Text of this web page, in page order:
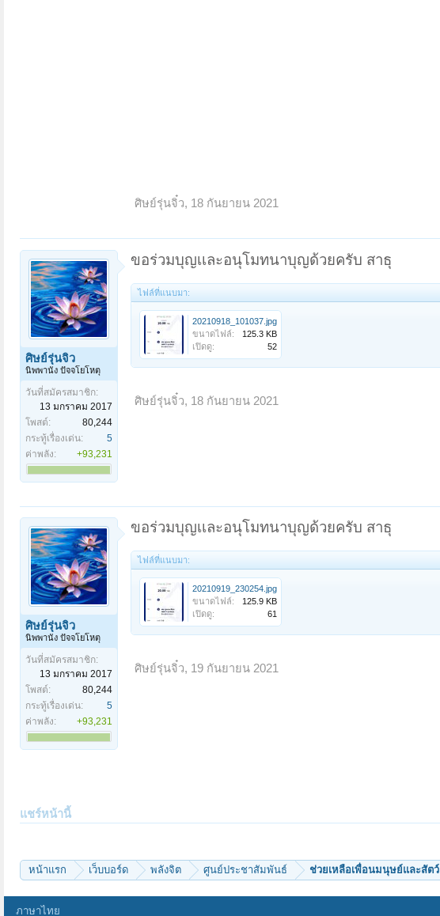
ศิษย์รุ่นจิ๋ว, 18 กันยายน 2021
ศิษย์รุ่นจิ๋ว
นิพพานัง ปัจจโยโหตุ
วันที่สมัครสมาชิก:
13 มกราคม 2017
โพสต์:
80,244
กระทู้เรื่องเด่น:
5
ค่าพลัง:
+93,231
ขอร่วมบุญเเละอนุโมทนาบุญด้วยครับ สาธุ
ไฟล์ที่แนบมา:
20210918_101037.jpg
ขนาดไฟล์:
125.3 KB
เปิดดู:
52
ศิษย์รุ่นจิ๋ว, 18 กันยายน 2021
ศิษย์รุ่นจิ๋ว
นิพพานัง ปัจจโยโหตุ
วันที่สมัครสมาชิก:
13 มกราคม 2017
โพสต์:
80,244
กระทู้เรื่องเด่น:
5
ค่าพลัง:
+93,231
ขอร่วมบุญเเละอนุโมทนาบุญด้วยครับ สาธุ
ไฟล์ที่แนบมา:
20210919_230254.jpg
ขนาดไฟล์:
125.9 KB
เปิดดู:
61
ศิษย์รุ่นจิ๋ว, 19 กันยายน 2021
แชร์หน้านี้
หน้าแรก เว็บบอร์ด พลังจิต ศูนย์ประชาสัมพันธ์ ช่วยเหลือเพื่อนมนุษย์และสัตว์
ภาษาไทย